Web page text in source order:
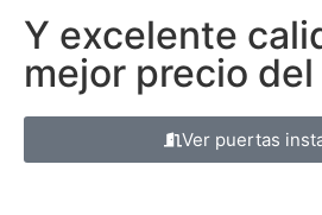
Y excelente
mejor precio
Ver puertas